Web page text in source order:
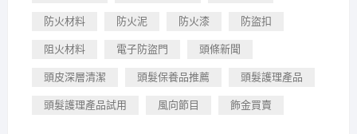
防火材料 防火泥 防火漆 防盜扣
阻火材料 電子防盜門 頭條新聞
頭皮深層清潔 頭髮保養品推薦 頭髮護理產品
頭髮護理產品試用 風向節目 飾金買賣